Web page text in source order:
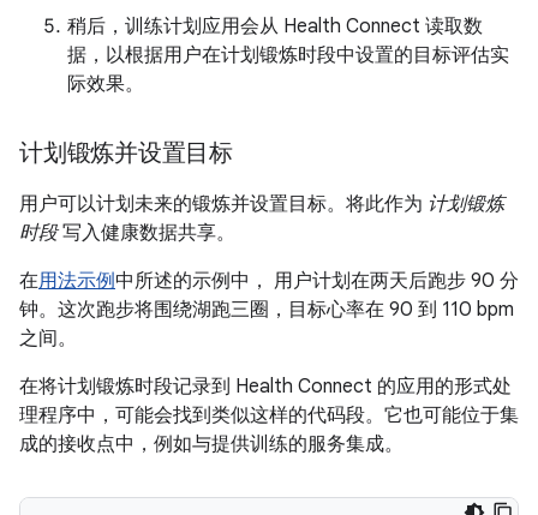
稍后，训练计划应用会从 Health Connect 读取数
据，以根据用户在计划锻炼时段中设置的目标评估实
际效果。
计划锻炼并设置目标
用户可以计划未来的锻炼并设置目标。将此作为 计划锻炼
时段写入健康数据共享。
在用法示例中所述的示例中， 用户计划在两天后跑步 90 分
钟。这次跑步将围绕湖跑三圈，目标心率在 90 到 110 bpm
之间。
在将计划锻炼时段记录到 Health Connect 的应用的形式处
理程序中，可能会找到类似这样的代码段。它也可能位于集
成的接收点中，例如与提供训练的服务集成。